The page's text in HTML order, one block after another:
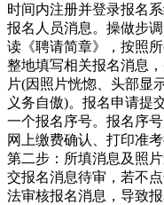
时间内注册并登录报名
报名人员消息。操做步
读《聘请简章》，按照
整地填写相关报名消息
片(因照片恍惚、头部显
义务自傲)。报名申请提
一个报名序号。报名序
网上缴费确认、打印准
第二步：所填消息及照
交报名消息待审，若不
法审核报名消息，导致